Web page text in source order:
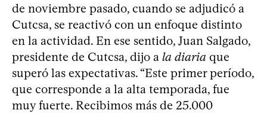
de noviembre pasado, cuando se adjudicó a
Cutcsa, se reactivó con un enfoque distinto
en la actividad. En ese sentido, Juan Salgado,
presidente de Cutcsa, dijo a la diaria que
superó las expectativas. “Este primer período,
que corresponde a la alta temporada, fue
muy fuerte. Recibimos más de 25.000